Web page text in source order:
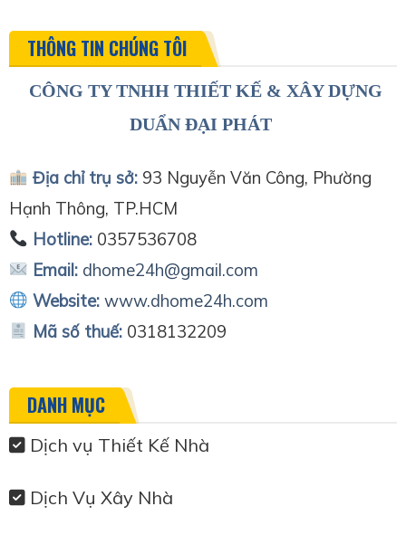
THÔNG TIN CHÚNG TÔI
CÔNG TY TNHH THIẾT KẾ & XÂY DỰNG
DUẨN ĐẠI PHÁT
Địa chỉ trụ sở:93 Nguyễn Văn Công, Phường
Hạnh Thông, TP.HCM
Hotline:0357536708
Email: dhome24h@gmail.com
Website: www.dhome24h.com
Mã số thuế: 0318132209
DANH MỤC
Dịch vụ Thiết Kế Nhà
Dịch Vụ Xây Nhà